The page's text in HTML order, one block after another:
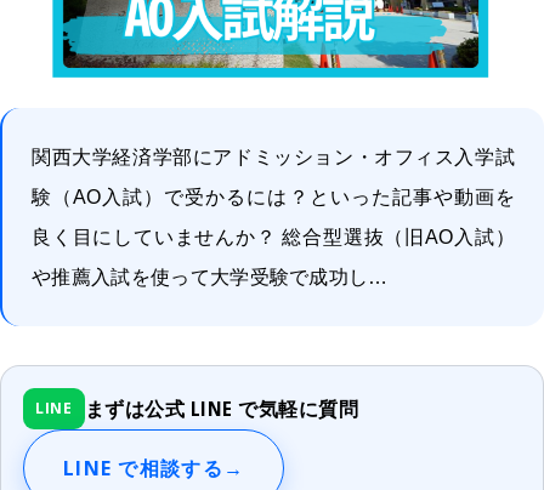
関西大学経済学部にアドミッション・オフィス入学試
験（AO入試）で受かるには？といった記事や動画を
良く目にしていませんか？ 総合型選抜（旧AO入試）
や推薦入試を使って大学受験で成功し…
LINE まずは公式 LINE で気軽に質問
LINE で相談する →